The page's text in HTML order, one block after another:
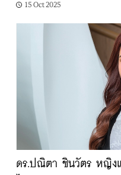
15 Oct 2025
ดร.ปณิตา ชินวัตร หญิง